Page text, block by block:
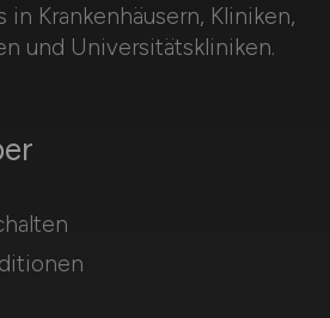
in Krankenhäusern, Kliniken,
und Universitätskliniken.